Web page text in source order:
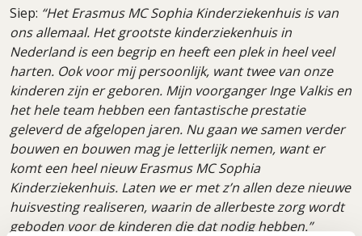
Siep: “Het Erasmus MC Sophia Kinderziekenhuis is van
ons allemaal. Het grootste kinderziekenhuis in
Nederland is een begrip en heeft een plek in heel veel
harten. Ook voor mij persoonlijk, want twee van onze
kinderen zijn er geboren. Mijn voorganger Inge Valkis en
het hele team hebben een fantastische prestatie
geleverd de afgelopen jaren. Nu gaan we samen verder
bouwen en bouwen mag je letterlijk nemen, want er
komt een heel nieuw Erasmus MC Sophia
Kinderziekenhuis. Laten we er met z’n allen deze nieuwe
huisvesting realiseren, waarin de allerbeste zorg wordt
geboden voor de kinderen die dat nodig hebben.”